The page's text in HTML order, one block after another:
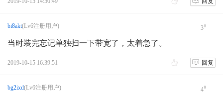
bi8akt(Lv6注册用户) 3#
当时装完忘记单独扫一下带宽了，太着急了。
2019-10-15 16:39:51 回复
bg2ixd(Lv6注册用户) 4#